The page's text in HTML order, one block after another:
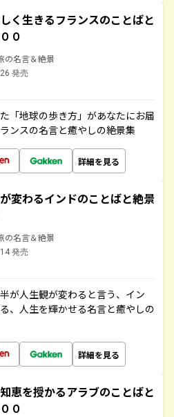
く生きるフランスのことばと
０
の名言＆絶景
発売
「地球の歩き方」があなたにお届
ンスの名言と癒やしの絶景集
詳細を見る
変わるインドのことばと絶景
の名言＆絶景
発売
が人生観が変わると言う、イン
、人生を輝かせる名言と癒やしの
詳細を見る
恵を授かるアラブのことばと
０